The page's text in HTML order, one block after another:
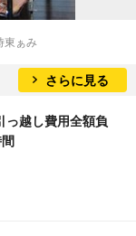
東ぁみ
さらに見る
っ越し費用全額負